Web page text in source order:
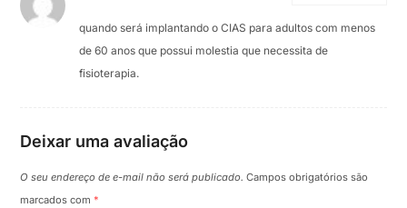
quando será implantando o CIAS para adultos com menos
de 60 anos que possui molestia que necessita de
fisioterapia.
Deixar uma avaliação
O seu endereço de e-mail não será publicado. Campos obrigatórios são
marcados com*